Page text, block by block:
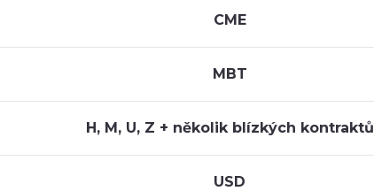
CME
MBT
H, M, U, Z + několik blízkých kontraktů
USD